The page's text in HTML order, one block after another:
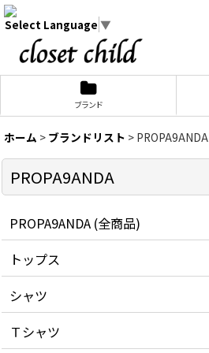
Select Language ▼
ブランド
ホーム > ブランドリスト > PROPA9ANDA
PROPA9ANDA
PROPA9ANDA (全商品)
トップス
シャツ
Ｔシャツ